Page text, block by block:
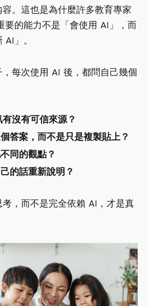
。這也是為什麼許多教育專家
要的能力不是「會使用 AI」，而
」。
每次使用 AI 後，都問自己幾個
沒有可信來源？
答案，而不是只是複製貼上？
同的觀點？
的話重新說明？
，而不是完全依賴 AI，才是真